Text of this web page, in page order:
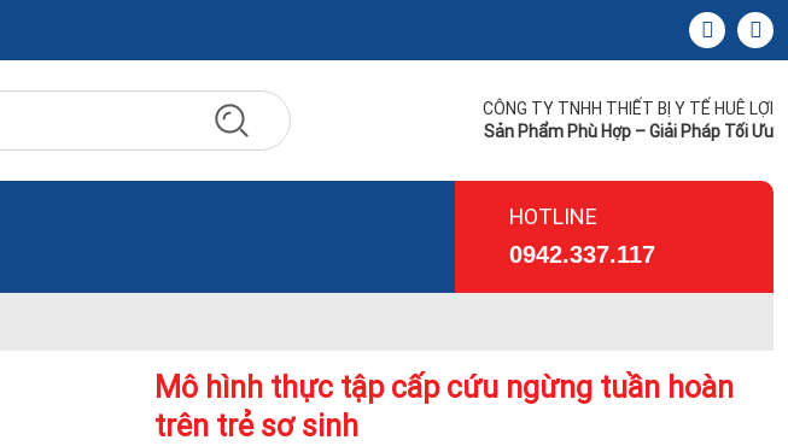
CÔNG TY TNHH THIẾT BỊ Y TẾ HUÊ LỢI
Sản Phẩm Phù Hợp – Giải Pháp Tối Ưu
HOTLINE
0942.337.117
Mô hình thực tập cấp cứu ngừng tuần hoàn
trên trẻ sơ sinh